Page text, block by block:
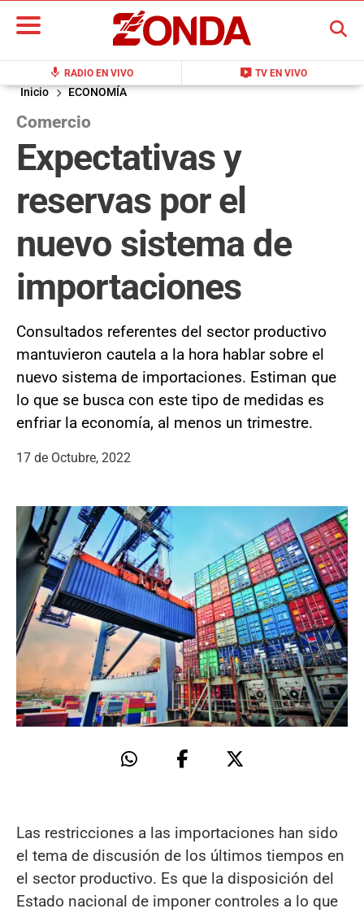
mic RADIO EN VIVO live_tv TV EN VIVO
BUSCAR
Inicio ECONOMÍA
Comercio
Expectativas y
reservas por el
nuevo sistema de
importaciones
Consultados referentes del sector productivo
mantuvieron cautela a la hora hablar sobre el
nuevo sistema de importaciones. Estiman que
lo que se busca con este tipo de medidas es
enfriar la economía, al menos un trimestre.
17 de Octubre, 2022
Las restricciones a las importaciones han sido
el tema de discusión de los últimos tiempos en
el sector productivo. Es que la disposición del
Estado nacional de imponer controles a lo que